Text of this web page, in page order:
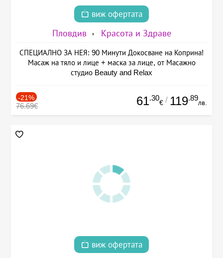
виж офертата
Пловдив Красота и Здраве
СПЕЦИАЛНО ЗА НЕЯ: 90 Минути Докосване на Коприна!
Масаж на тяло и лице + маска за лице, от Масажно
студио Beauty and Relax
-21%
76.69€ 61.30
€ / 119.89
лв.
виж офертата